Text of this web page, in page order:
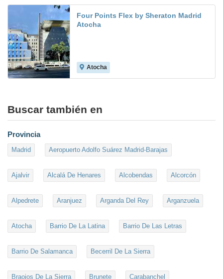
Four Points Flex by Sheraton Madrid
Atocha
Atocha
Buscar también en
Provincia
Madrid Aeropuerto Adolfo Suárez Madrid-Barajas
Ajalvir Alcalá De Henares Alcobendas Alcorcón
Alpedrete Aranjuez Arganda Del Rey Arganzuela
Atocha Barrio De La Latina Barrio De Las Letras
Barrio De Salamanca Becerril De La Sierra
Braojos De La Sierra Brunete Carabanchel